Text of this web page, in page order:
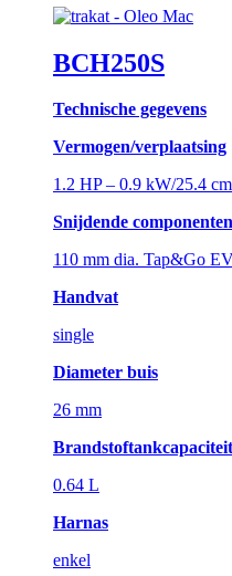
BCH250S
Technische gegevens
Vermogen/verplaatsing
1.2 HP – 0.9 kW/25.4
Snijdende componenten
110 mm dia. Tap&Go
Handvat
single
Diameter buis
26 mm
Brandstoftankcapaciteit
0.64 L
Harnas
enkel